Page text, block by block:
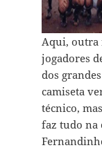
Aqui, outra
jogadores
dos
camiseta
técnico,
faz tudo na